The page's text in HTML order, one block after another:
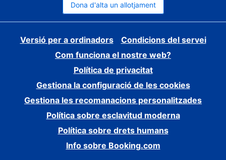
Dona d'alta un allotjament
Versió per a ordinadors
Condicions del servei
Com funciona el nostre web?
Política de privacitat
Gestiona la configuració de les cookies
Gestiona les recomanacions personalitzades
Política sobre esclavitud moderna
Política sobre drets humans
Info sobre Booking.com